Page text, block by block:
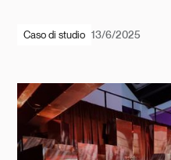
Caso di studio 13/6/2025